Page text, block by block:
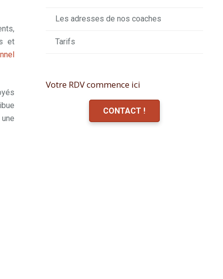
et
Les adresses de nos coaches
Tarifs
Votre RDV commence ici
CONTACT !